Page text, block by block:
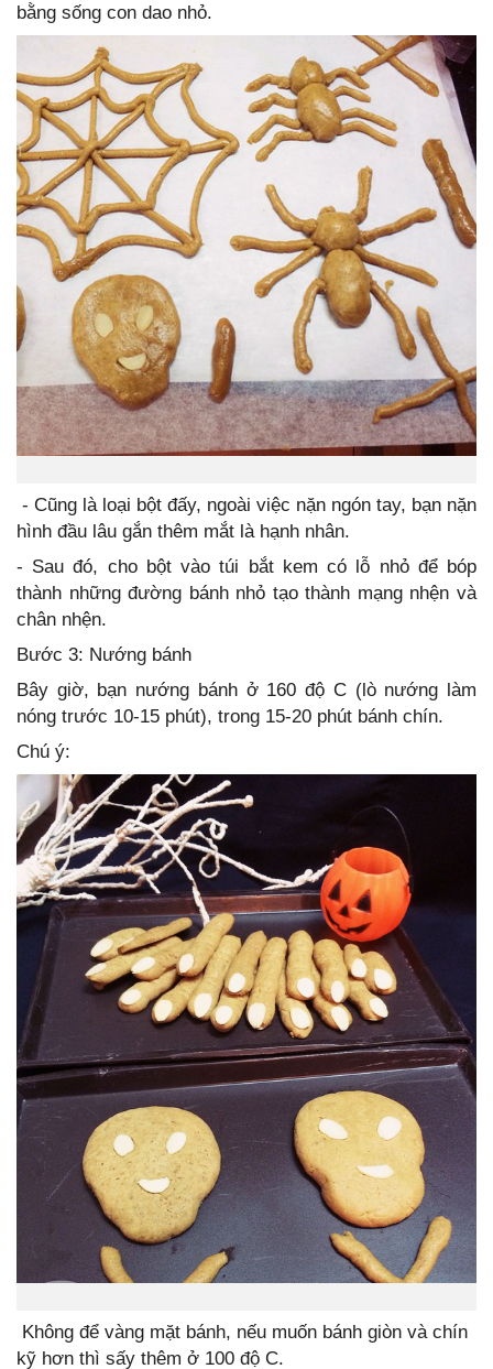
bằng sống con dao nhỏ.
- Cũng là loại bột đấy, ngoài việc nặn ngón tay, bạn nặn
hình đầu lâu gắn thêm mắt là hạnh nhân.
- Sau đó, cho bột vào túi bắt kem có lỗ nhỏ để bóp
thành những đường bánh nhỏ tạo thành mạng nhện và
chân nhện.
Bước 3: Nướng bánh
Bây giờ, bạn nướng bánh ở 160 độ C (lò nướng làm
nóng trước 10-15 phút), trong 15-20 phút bánh chín.
Chú ý:
Không để vàng mặt bánh, nếu muốn bánh giòn và chín
kỹ hơn thì sấy thêm ở 100 độ C.